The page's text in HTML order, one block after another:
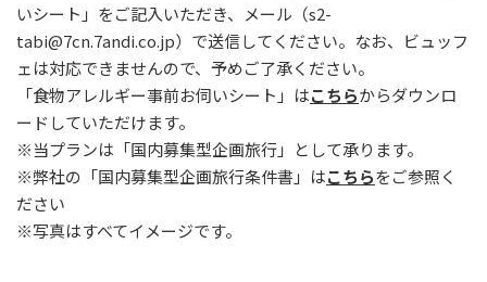
いシート」をご記入いただき、メール（s2-
tabi@7cn.7andi.co.jp）で送信してください。なお、ビュッフ
ェは対応できませんので、予めご了承ください。
「食物アレルギー事前お伺いシート」はこちらからダウンロ
ードしていただけます。
※当プランは「国内募集型企画旅行」として承ります。
※弊社の「国内募集型企画旅行条件書」はこちらをご参照く
ださい
※写真はすべてイメージです。